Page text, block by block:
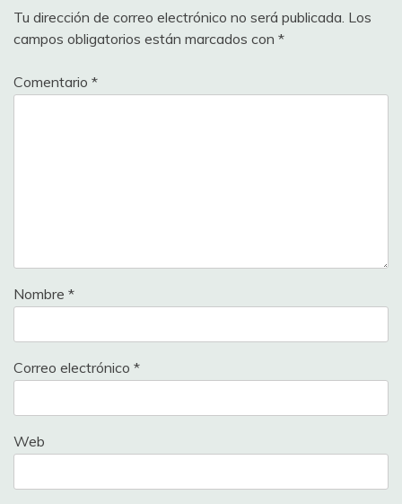
Tu dirección de correo electrónico no será publicada. Los
campos obligatorios están marcados con *
Comentario *
Nombre *
Correo electrónico *
Web